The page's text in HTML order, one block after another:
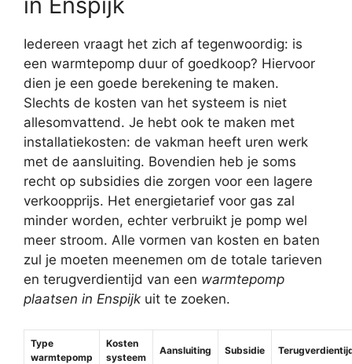
Iedereen vraagt het zich af tegenwoordig: is
een warmtepomp duur of goedkoop? Hiervoor
dien je een goede berekening te maken.
Slechts de kosten van het systeem is niet
allesomvattend. Je hebt ook te maken met
installatiekosten: de vakman heeft uren werk
met de aansluiting. Bovendien heb je soms
recht op subsidies die zorgen voor een lagere
verkoopprijs. Het energietarief voor gas zal
minder worden, echter verbruikt je pomp wel
meer stroom. Alle vormen van kosten en baten
zul je moeten meenemen om de totale tarieven
en terugverdientijd van een warmtepomp
plaatsen in Enspijk uit te zoeken.
Type
warmtepomp
Kosten
systeem
Aansluiting Subsidie